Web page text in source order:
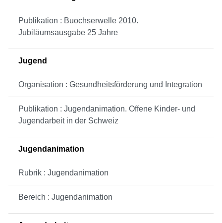
Publikation : Buochserwelle 2010.
Jubiläumsausgabe 25 Jahre
Jugend
Organisation : Gesundheitsförderung und Integration
Publikation : Jugendanimation. Offene Kinder- und
Jugendarbeit in der Schweiz
Jugendanimation
Rubrik : Jugendanimation
Bereich : Jugendanimation